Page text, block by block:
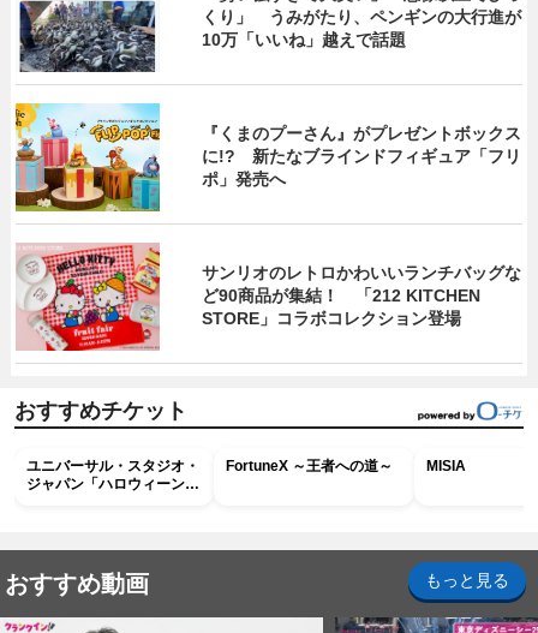
くり」 うみがたり、ペンギンの大行進が
10万「いいね」越えで話題
『くまのプーさん』がプレゼントボックス
に!? 新たなブラインドフィギュア「フリ
ポ」発売へ
サンリオのレトロかわいいランチバッグな
ど90商品が集結！ 「212 KITCHEN
STORE」コラボコレクション登場
おすすめチケット
ユニバーサル・スタジオ・
ジャパン「ハロウィーン・
FortuneX ～王者への道～ MISIA
おすすめ動画 もっと見る